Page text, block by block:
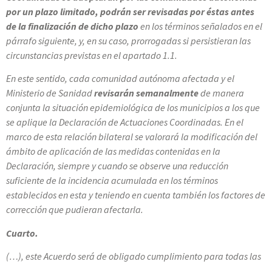
por un plazo limitado, podrán ser revisadas por éstas antes
de la finalización de dicho plazo en los términos señalados en el
párrafo siguiente, y, en su caso, prorrogadas si persistieran las
circunstancias previstas en el apartado 1.1.
En este sentido, cada comunidad autónoma afectada y el
Ministerio de Sanidadrevisarán semanalmentede manera
conjunta la situación epidemiológica de los municipios a los que
se aplique la Declaración de Actuaciones Coordinadas. En el
marco de esta relación bilateral se valorará la modificación del
ámbito de aplicación de las medidas contenidas en la
Declaración, siempre y cuando se observe una reducción
suficiente de la incidencia acumulada en los términos
establecidos en esta y teniendo en cuenta también los factores de
corrección que pudieran afectarla.
Cuarto.
(…), este Acuerdo será de obligado cumplimiento para todas las